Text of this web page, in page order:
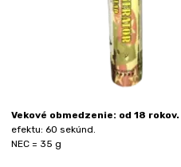
Vekové obmedzenie: od 18 rokov.
efektu: 60 sekúnd.
NEC = 35 g